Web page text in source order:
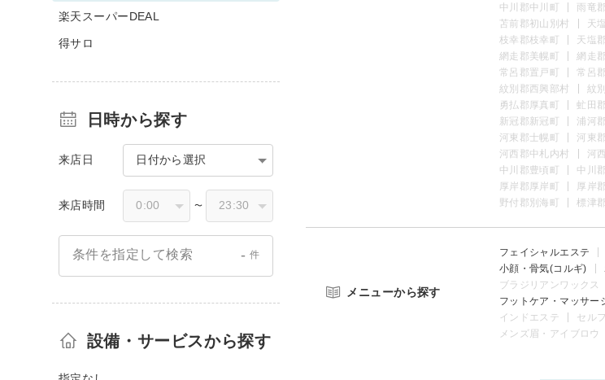
中川郡中川町
雨竜
苫前郡初山別村
天
枝幸郡枝幸町
天塩
網走郡美幌町
網走
常呂郡置戸町
常呂
紋別郡西興部村
紋
勇払郡厚真町
虻田
新冠郡新冠町
浦河
河東郡士幌町
河東
河西郡中札内村
河
中川郡豊頃町
中川
厚岸郡厚岸町
厚岸
野付郡別海町
標津
メニューから探す
フェイシャルエステ
小顔・骨気(コルギ)
ブラジリアンワックス
フットケア・マッサー
インドエステ
セル
メンズ眉・アイブロウ
楽天スーパーDEAL
得サロ
日時から探す
来店日 日付から選択
来店時間 〜
条件を指定して検索 - 件
設備・サービスから探す